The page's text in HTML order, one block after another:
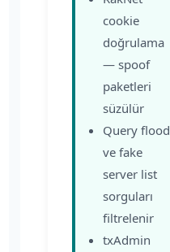
cookie
doğrulama
— spoof
paketleri
süzülür
Query flood
ve fake
server list
sorguları
filtrelenir
txAdmin